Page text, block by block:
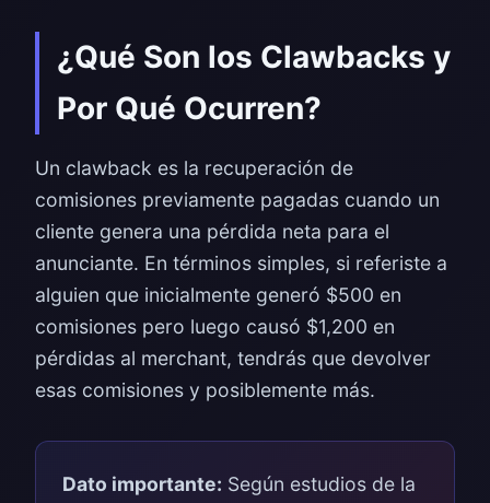
¿Qué Son los Clawbacks y
Por Qué Ocurren?
Un clawback es la recuperación de
comisiones previamente pagadas cuando un
cliente genera una pérdida neta para el
anunciante. En términos simples, si referiste a
alguien que inicialmente generó $500 en
comisiones pero luego causó $1,200 en
pérdidas al merchant, tendrás que devolver
esas comisiones y posiblemente más.
Dato importante: Según estudios de la